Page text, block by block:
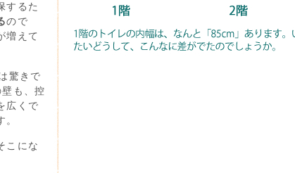
するた
ので
増えて
驚きで
も、控
広くで
こにな